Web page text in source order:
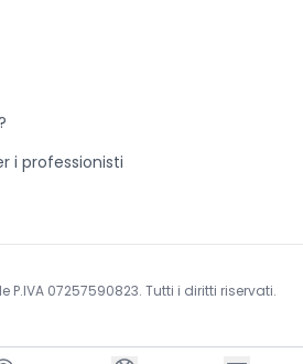
i professionisti
P.IVA 07257590823. Tutti i diritti riservati.